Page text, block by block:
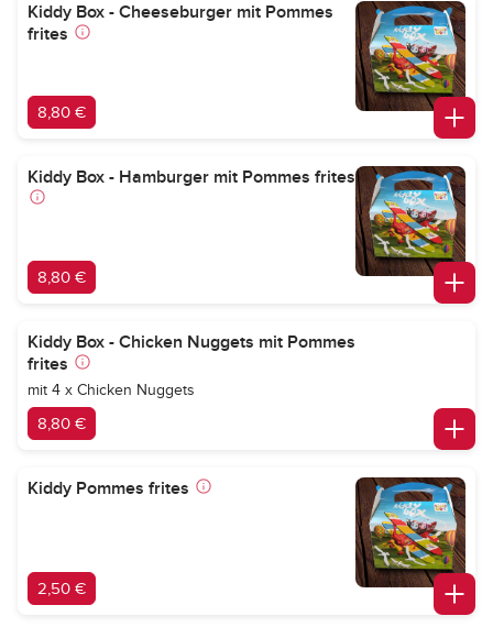
Kiddy Box - Cheeseburger mit Pommes
frites
8,80 €
Kiddy Box - Hamburger mit Pommes frites
8,80 €
Kiddy Box - Chicken Nuggets mit Pommes
frites
mit 4 x Chicken Nuggets
8,80 €
Kiddy Pommes frites
2,50 €